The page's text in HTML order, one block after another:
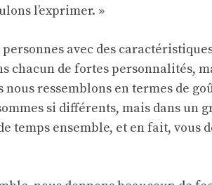
l’exprimer. »
personnes avec des
chacun de fortes personnalités,
ressemblons en termes de
si différents, mais dans un
temps ensemble, et en fait, vous